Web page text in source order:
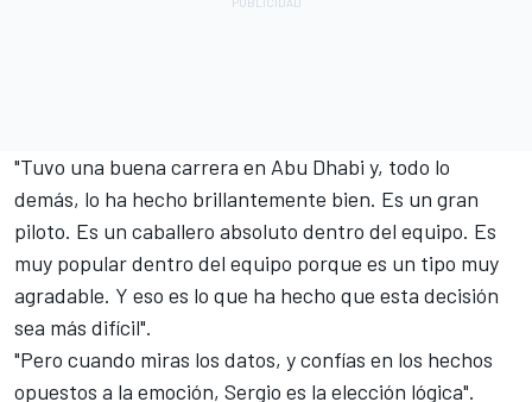
"Tuvo una buena carrera en Abu Dhabi y, todo lo
demás, lo ha hecho brillantemente bien. Es un gran
piloto. Es un caballero absoluto dentro del equipo. Es
muy popular dentro del equipo porque es un tipo muy
agradable. Y eso es lo que ha hecho que esta decisión
sea más difícil".
"Pero cuando miras los datos, y confías en los hechos
opuestos a la emoción, Sergio es la elección lógica".